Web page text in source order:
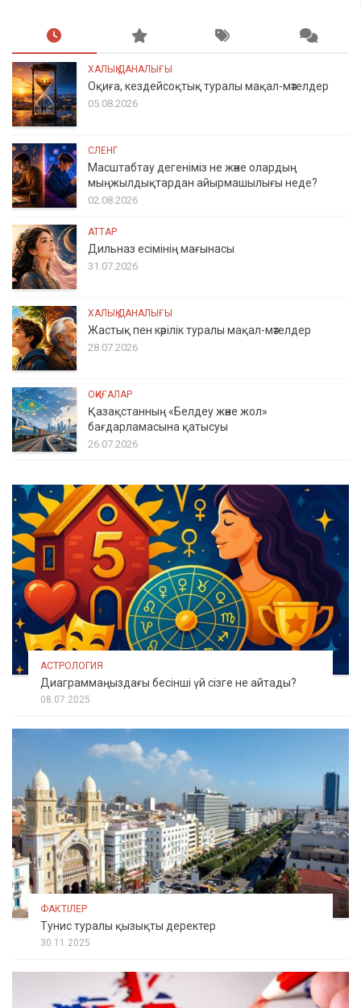
ХАЛЫҚ ДАНАЛЫҒЫ
Оқиға, кездейсоқтық туралы мақал-мәтелдер
05.08.2026
СЛЕНГ
Масштабтау дегеніміз не және олардың
мыңжылдықтардан айырмашылығы неде?
02.08.2026
АТТАР
Дильназ есімінің мағынасы
31.07.2026
ХАЛЫҚ ДАНАЛЫҒЫ
Жастық пен кәрілік туралы мақал-мәтелдер
28.07.2026
ОҚИҒАЛАР
Қазақстанның «Белдеу және жол»
бағдарламасына қатысуы
26.07.2026
АСТРОЛОГИЯ
Диаграммаңыздағы бесінші үй сізге не айтады?
08.07.2025
ФАКТІЛЕР
Тунис туралы қызықты деректер
30.11.2025